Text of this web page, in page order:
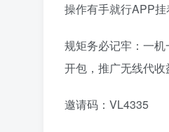
操作有手就行APP
规矩务必记牢：一
开包，推广无线代收
邀请码：VL4335